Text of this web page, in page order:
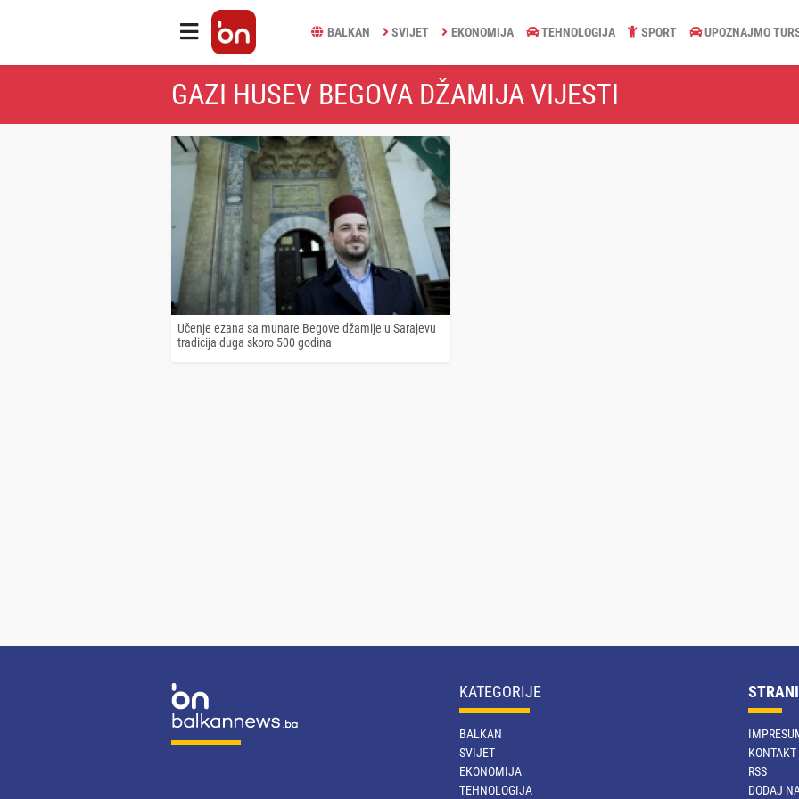
BALKAN SVIJET EKONOMIJA TEHNOLOGIJA SPORT UPOZNAJMO
GAZI HUSEV BEGOVA DŽAMIJA VIJESTI
Učenje ezana sa munare Begove džamije u Sarajevu
tradicija duga skoro 500 godina
KATEGORIJE
BALKAN
SVIJET
EKONOMIJA
TEHNOLOGIJA
KONTAKT
RSS
DODAJ